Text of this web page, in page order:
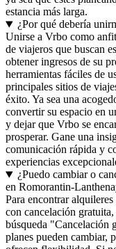
estancia más larga.
¿Por qué debería
Unirse a Vrbo como
de viajeros que buscan
obtener ingresos de su
herramientas fáciles de
principales sitios de
éxito. Ya sea una
convertir su espacio en
y dejar que Vrbo se
prosperar. Gane una
comunicación rápida y
experiencias
¿Puedo cambiar o
en Romorantin-
Para encontrar
con cancelación
búsqueda "Cancelación
planes pueden cambiar,